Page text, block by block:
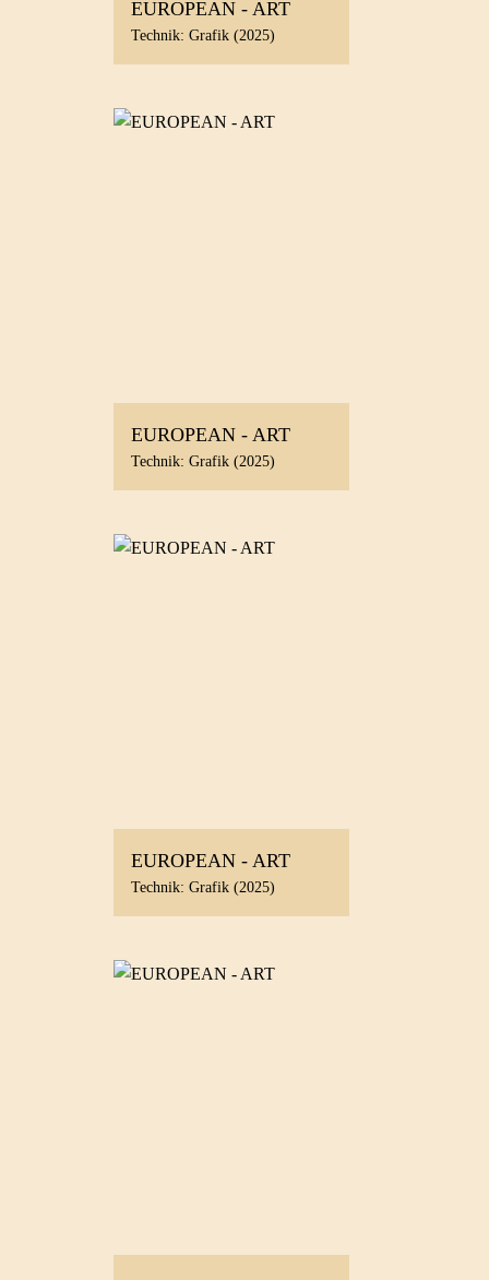
EUROPEAN - ART
Technik: Grafik (2025)
EUROPEAN - ART
Technik: Grafik (2025)
EUROPEAN - ART
Technik: Grafik (2025)